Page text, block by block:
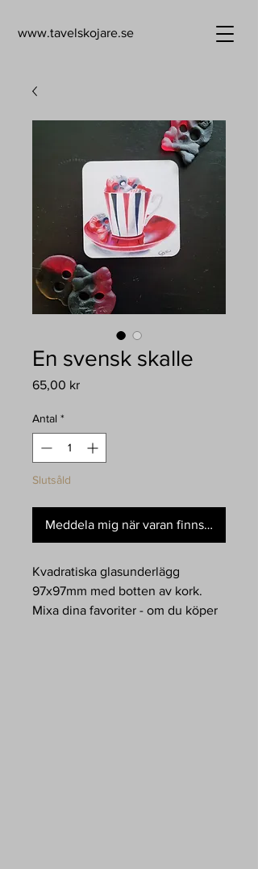
www.tavelskojare.se
En svensk skalle
65,00 krPris
Antal *
Slutsåld
Meddela mig när varan finns i lager
Kvadratiska glasunderlägg
97x97mm med botten av kork.
Mixa dina favoriter - om du köper